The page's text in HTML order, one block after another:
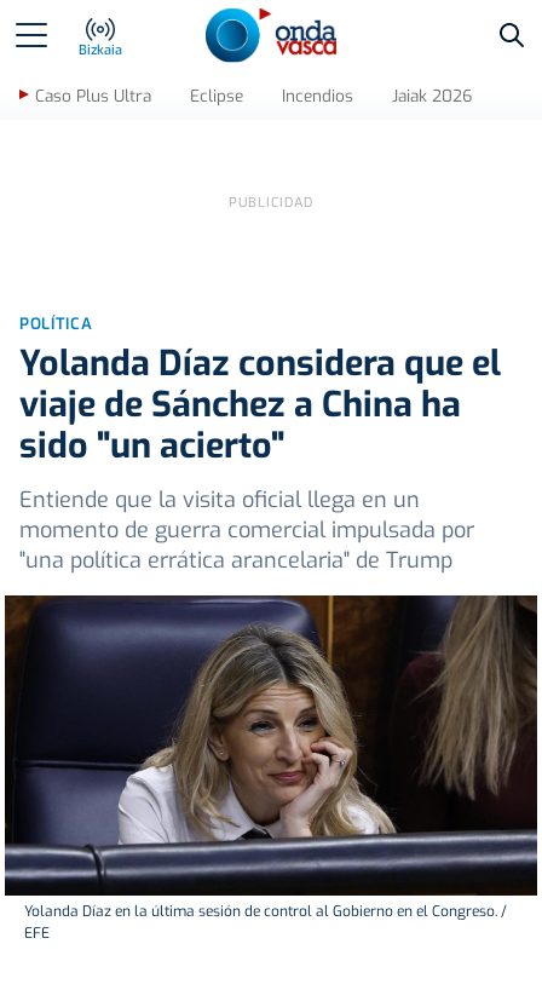
Bizkaia
Caso Plus Ultra Eclipse Incendios Jaiak 2026
POLÍTICA
Yolanda Díaz considera que el
viaje de Sánchez a China ha
sido "un acierto"
Entiende que la visita oficial llega en un
momento de guerra comercial impulsada por
"una política errática arancelaria" de Trump
Yolanda Díaz en la última sesión de control al Gobierno en el Congreso. /
EFE